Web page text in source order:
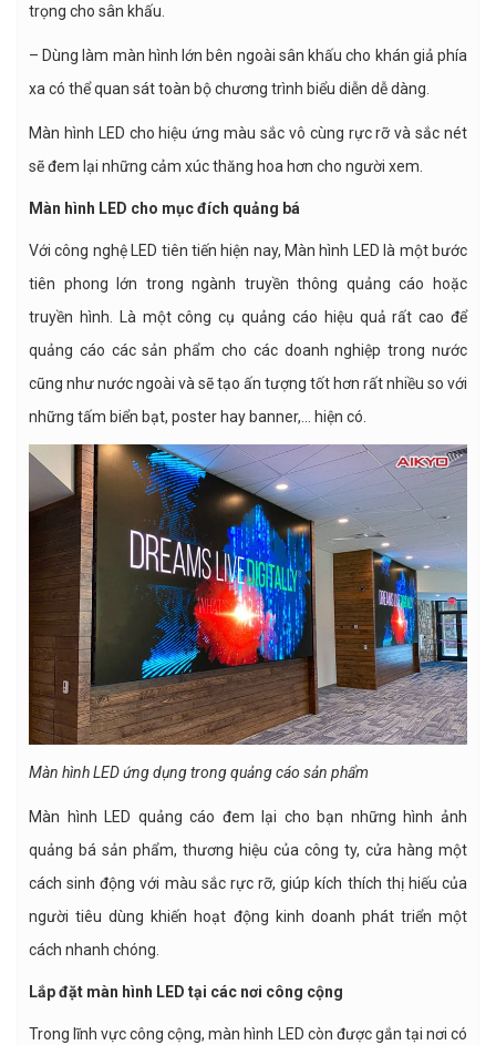
trọng cho sân khấu.
– Dùng làm màn hình lớn bên ngoài sân khấu cho khán giả phía
xa có thể quan sát toàn bộ chương trình biểu diễn dễ dàng.
Màn hình LED cho hiệu ứng màu sắc vô cùng rực rỡ và sắc nét
sẽ đem lại những cảm xúc thăng hoa hơn cho người xem.
Màn hình LED cho mục đích quảng bá
Với công nghệ LED tiên tiến hiện nay, Màn hình LED là một bước
tiên phong lớn trong ngành truyền thông quảng cáo hoặc
truyền hình. Là một công cụ quảng cáo hiệu quả rất cao để
quảng cáo các sản phẩm cho các doanh nghiệp trong nước
cũng như nước ngoài và sẽ tạo ấn tượng tốt hơn rất nhiều so với
những tấm biển bạt, poster hay banner,… hiện có.
Màn hình LED ứng dụng trong quảng cáo sản phẩm
Màn hình LED quảng cáo đem lại cho bạn những hình ảnh
quảng bá sản phẩm, thương hiệu của công ty, cửa hàng một
cách sinh động với màu sắc rực rỡ, giúp kích thích thị hiếu của
người tiêu dùng khiến hoạt động kinh doanh phát triển một
cách nhanh chóng.
Lắp đặt màn hình LED tại các nơi công cộng
Trong lĩnh vực công cộng, màn hình LED còn được gắn tại nơi có